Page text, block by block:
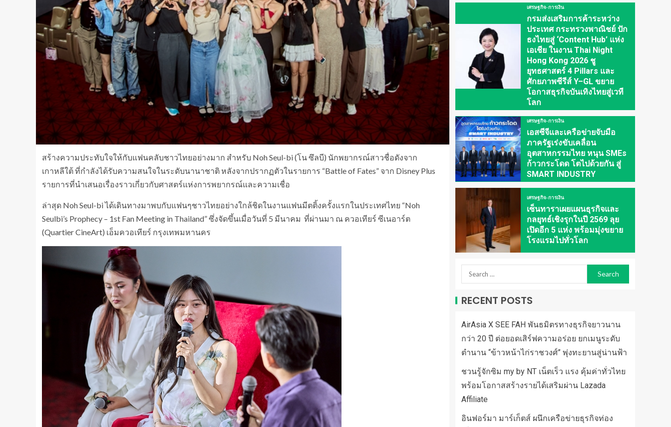
สร้างความประทับใจให้กับแฟนคลับชาวไทยอย่างมาก สำหรับ Noh Seul-bi (โน ซึลบี) นักพยากรณ์สาวชื่อดังจาก
เกาหลีใต้ ที่กำลังได้รับความสนใจในระดับนานาชาติ หลังจากปรากฏตัวในรายการ “Battle of Fates” จาก Disney Plus
รายการที่นำเสนอเรื่องราวเกี่ยวกับศาสตร์แห่งการพยากรณ์และความเชื่อ
ล่าสุด Noh Seul-bi ได้เดินทางมาพบกับแฟนๆชาวไทยอย่างใกล้ชิดในงานแฟนมีตติ้งครั้งแรกในประเทศไทย “Noh
Seulbi’s Prophecy – 1st Fan Meeting in Thailand” ซึ่งจัดขึ้นเมื่อวันที่ 5 มีนาคม ที่ผ่านมา ณ ควอเทียร์ ซีเนอาร์ต
(Quartier CineArt) เอ็มควอเทียร์ กรุงเทพมหานคร
เศรษฐกิจ-การเงิน
กรมส่งเสริมการค้าระหว่าง
ประเทศ กระทรวงพาณิชย์ ปัก
ธงไทยสู่ ‘Content Hub’ แห่ง
เอเชีย ในงาน Thai Night
Hong Kong 2026 ชู
ยุทธศาสตร์ 4 Pillars และ
ศักยภาพซีรีส์ Y–GL ขยาย
โอกาสธุรกิจบันเทิงไทยสู่เวที
โลก
เศรษฐกิจ-การเงิน
เอสซีจีและเครือข่ายจับมือ
ภาครัฐเร่งขับเคลื่อน
อุตสาหกรรมไทย หนุน SMEs
ก้าวกระโดด โตไปด้วยกัน สู่
SMART INDUSTRY
เศรษฐกิจ-การเงิน
เซ็นทาราเผยแผนธุรกิจและ
กลยุทธ์เชิงรุกในปี 2569 ลุย
เปิดอีก 5 แห่ง พร้อมมุ่งขยาย
โรงแรมไปทั่วโลก
RECENT POSTS
AirAsia X SEE FAH พันธมิตรทางธุรกิจยาวนาน
กว่า 20 ปี ต่อยอดเสิร์ฟความอร่อย ยกเมนูระดับ
ตำนาน “ข้าวหน้าไก่ราชวงศ์” พุ่งทะยานสู่น่านฟ้า
ชวนรู้จักซิม my by NT เน็ตเร็ว แรง คุ้มค่าทั่วไทย
พร้อมโอกาสสร้างรายได้เสริมผ่าน Lazada
Affiliate
อินฟอร์มา มาร์เก็ตส์ ผนึกเครือข่ายธุรกิจท่อง